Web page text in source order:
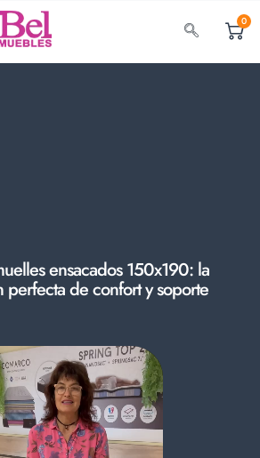
0
ensacados 150x190: la
perfecta de confort y soporte